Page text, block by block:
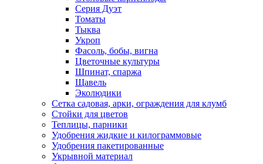
Серия Дуэт
Томаты
Тыква
Укроп
Фасоль, бобы, вигна
Цветочные культуры
Шпинат, спаржа
Щавель
Эколюдики
Сетка садовая, арки, ограждения для клумб
Стойки для цветов
Теплицы, парники
Удобрения жидкие и килограммовые
Удобрения пакетированные
Укрывной материал